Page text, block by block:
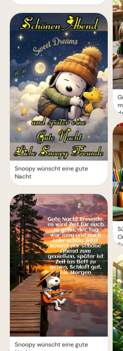
Snoopy wünscht eine gute
Nacht
Snoopy wünscht eine gute